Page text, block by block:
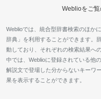
Weblioをご
Weblioでは、統合型辞書検索のほか
辞典」を利用することができます。
動しており、それぞれの検索結果へ
中では、Weblioに登録されている他
解説文で登場した分からないキーワ
果を表示することができます。